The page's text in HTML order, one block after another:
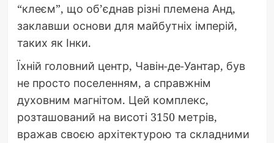
“клеєм”, що об’єднав різні племена Анд,
заклавши основи для майбутніх імперій,
таких як Інки.
Їхній головний центр, Чавін-де-Уантар, був
не просто поселенням, а справжнім
духовним магнітом. Цей комплекс,
розташований на висоті 3150 метрів,
вражав своєю архітектурою та складними